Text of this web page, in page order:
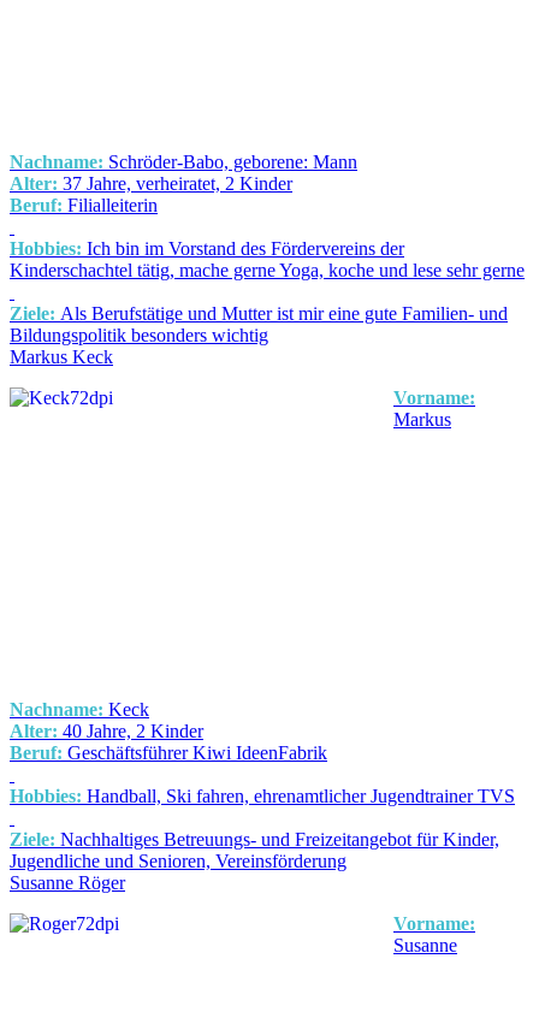
Nachname: Schröder-Babo, geborene: Mann
Alter: 37 Jahre, verheiratet, 2 Kinder
Beruf: Filialleiterin
Hobbies: Ich bin im Vorstand des Fördervereins der
Kinderschachtel tätig, mache gerne Yoga, koche und lese sehr gerne
Ziele: Als Berufstätige und Mutter ist mir eine gute Familien- und
Bildungspolitik besonders wichtig
Markus Keck
Vorname:
Markus
Nachname: Keck
Alter: 40 Jahre, 2 Kinder
Beruf: Geschäftsführer Kiwi IdeenFabrik
Hobbies: Handball, Ski fahren, ehrenamtlicher Jugendtrainer TVS
Ziele: Nachhaltiges Betreuungs- und Freizeitangebot für Kinder,
Jugendliche und Senioren, Vereinsförderung
Susanne Röger
Vorname:
Susanne